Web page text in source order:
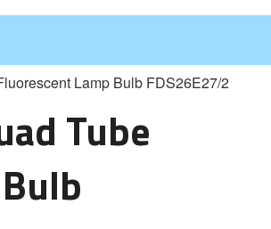
Lamp Bulb FDS26E27/2
Tube